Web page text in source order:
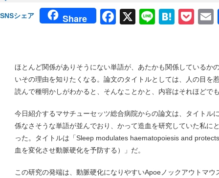
SNSシェア Share Facebook
X Line
ほとんど関係がありそうにない単語が、あたかも関係しているか
いその理由を知りたくなる。論文のタイトルとしては、人の目を
読んで種明かしがわかると、そんなことかと、内容はそれほどで
今日紹介するマサチューセッツ総合病院からの論文は、タイトル
係なさそうな単語が並んでおり、かって造血を研究していた私に
った。タイトルは「Sleep modulates haematopoiesis and
血を変化させ動脈硬化を予防する）」だ。
この研究の発端は、動脈硬化になりやすいApoeノックアウトマ